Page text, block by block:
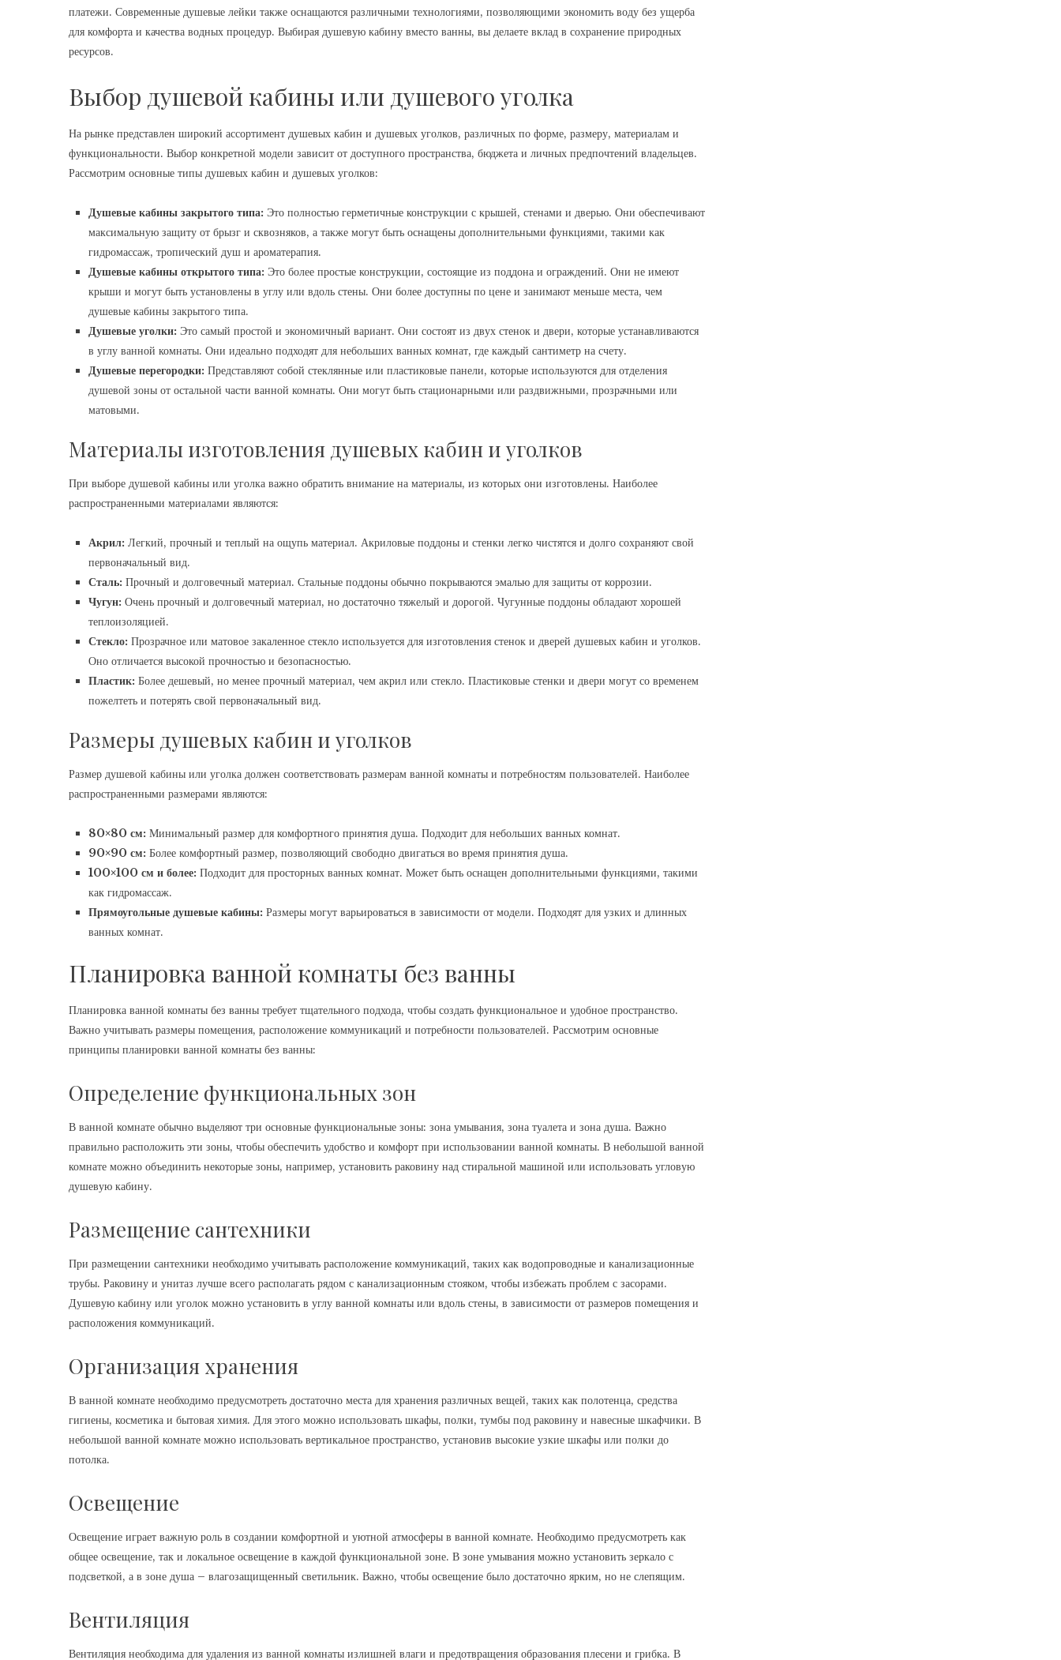
платежи. Современные душевые лейки также оснащаются различными технологиями, позволяющими экономить воду без ущерба
для комфорта и качества водных процедур. Выбирая душевую кабину вместо ванны, вы делаете вклад в сохранение природных
ресурсов.
Выбор душевой кабины или душевого уголка
На рынке представлен широкий ассортимент душевых кабин и душевых уголков, различных по форме, размеру, материалам и
функциональности. Выбор конкретной модели зависит от доступного пространства, бюджета и личных предпочтений владельцев.
Рассмотрим основные типы душевых кабин и душевых уголков:
Душевые кабины закрытого типа: Это полностью герметичные конструкции с крышей, стенами и дверью. Они обеспечивают
максимальную защиту от брызг и сквозняков, а также могут быть оснащены дополнительными функциями, такими как
гидромассаж, тропический душ и ароматерапия.
Душевые кабины открытого типа: Это более простые конструкции, состоящие из поддона и ограждений. Они не имеют
крыши и могут быть установлены в углу или вдоль стены. Они более доступны по цене и занимают меньше места, чем
душевые кабины закрытого типа.
Душевые уголки: Это самый простой и экономичный вариант. Они состоят из двух стенок и двери, которые устанавливаются
в углу ванной комнаты. Они идеально подходят для небольших ванных комнат, где каждый сантиметр на счету.
Душевые перегородки: Представляют собой стеклянные или пластиковые панели, которые используются для отделения
душевой зоны от остальной части ванной комнаты. Они могут быть стационарными или раздвижными, прозрачными или
матовыми.
Материалы изготовления душевых кабин и уголков
При выборе душевой кабины или уголка важно обратить внимание на материалы, из которых они изготовлены. Наиболее
распространенными материалами являются:
Акрил: Легкий, прочный и теплый на ощупь материал. Акриловые поддоны и стенки легко чистятся и долго сохраняют свой
первоначальный вид.
Сталь: Прочный и долговечный материал. Стальные поддоны обычно покрываются эмалью для защиты от коррозии.
Чугун: Очень прочный и долговечный материал, но достаточно тяжелый и дорогой. Чугунные поддоны обладают хорошей
теплоизоляцией.
Стекло: Прозрачное или матовое закаленное стекло используется для изготовления стенок и дверей душевых кабин и уголков.
Оно отличается высокой прочностью и безопасностью.
Пластик: Более дешевый, но менее прочный материал, чем акрил или стекло. Пластиковые стенки и двери могут со временем
пожелтеть и потерять свой первоначальный вид.
Размеры душевых кабин и уголков
Размер душевой кабины или уголка должен соответствовать размерам ванной комнаты и потребностям пользователей. Наиболее
распространенными размерами являются:
80×80 см: Минимальный размер для комфортного принятия душа. Подходит для небольших ванных комнат.
90×90 см: Более комфортный размер, позволяющий свободно двигаться во время принятия душа.
100×100 см и более: Подходит для просторных ванных комнат. Может быть оснащен дополнительными функциями, такими
как гидромассаж.
Прямоугольные душевые кабины: Размеры могут варьироваться в зависимости от модели. Подходят для узких и длинных
ванных комнат.
Планировка ванной комнаты без ванны
Планировка ванной комнаты без ванны требует тщательного подхода, чтобы создать функциональное и удобное пространство.
Важно учитывать размеры помещения, расположение коммуникаций и потребности пользователей. Рассмотрим основные
принципы планировки ванной комнаты без ванны:
Определение функциональных зон
В ванной комнате обычно выделяют три основные функциональные зоны: зона умывания, зона туалета и зона душа. Важно
правильно расположить эти зоны, чтобы обеспечить удобство и комфорт при использовании ванной комнаты. В небольшой ванной
комнате можно объединить некоторые зоны, например, установить раковину над стиральной машиной или использовать угловую
душевую кабину.
Размещение сантехники
При размещении сантехники необходимо учитывать расположение коммуникаций, таких как водопроводные и канализационные
трубы. Раковину и унитаз лучше всего располагать рядом с канализационным стояком, чтобы избежать проблем с засорами.
Душевую кабину или уголок можно установить в углу ванной комнаты или вдоль стены, в зависимости от размеров помещения и
расположения коммуникаций.
Организация хранения
В ванной комнате необходимо предусмотреть достаточно места для хранения различных вещей, таких как полотенца, средства
гигиены, косметика и бытовая химия. Для этого можно использовать шкафы, полки, тумбы под раковину и навесные шкафчики. В
небольшой ванной комнате можно использовать вертикальное пространство, установив высокие узкие шкафы или полки до
потолка.
Освещение
Освещение играет важную роль в создании комфортной и уютной атмосферы в ванной комнате. Необходимо предусмотреть как
общее освещение, так и локальное освещение в каждой функциональной зоне. В зоне умывания можно установить зеркало с
подсветкой, а в зоне душа – влагозащищенный светильник. Важно, чтобы освещение было достаточно ярким, но не слепящим.
Вентиляция
Вентиляция необходима для удаления из ванной комнаты излишней влаги и предотвращения образования плесени и грибка. В